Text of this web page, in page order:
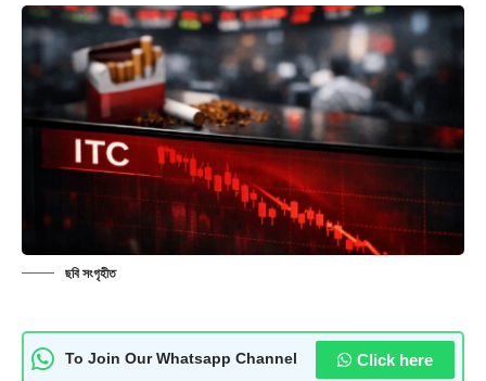
ছবি সংগৃহীত
To Join Our Whatsapp Channel Click here